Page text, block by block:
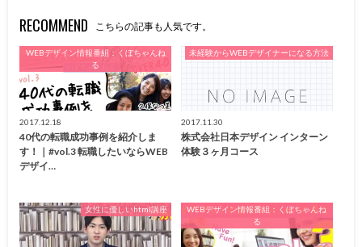
RECOMMEND こちらの記事も人気です。
WEBデザイン情報番組：くぼちゃんね
る
2017.12.18
40代の転職成功事例を紹介しま
す！｜#vol.3 転職したいならWEB
デザイ…
未経験からWEBデザイナーになる方法
2017.11.30
株式会社日本デザイン インターン
体験３ヶ月コース
女性に優しいhtml講座
WEBデザイン情報番組：くぼちゃんね
る